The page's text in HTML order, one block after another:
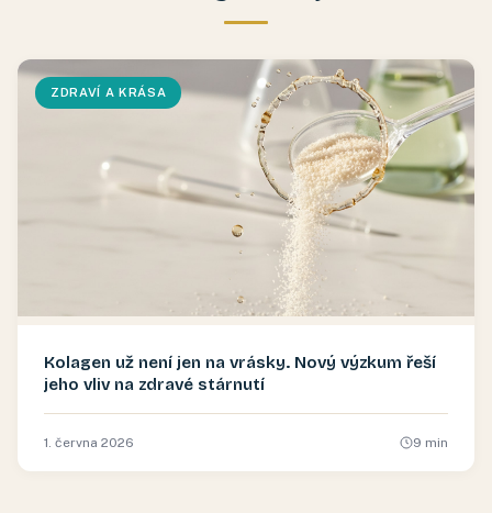
ZDRAVÍ A KRÁSA
Kolagen už není jen na vrásky. Nový výzkum řeší
jeho vliv na zdravé stárnutí
1. června 2026 9 min